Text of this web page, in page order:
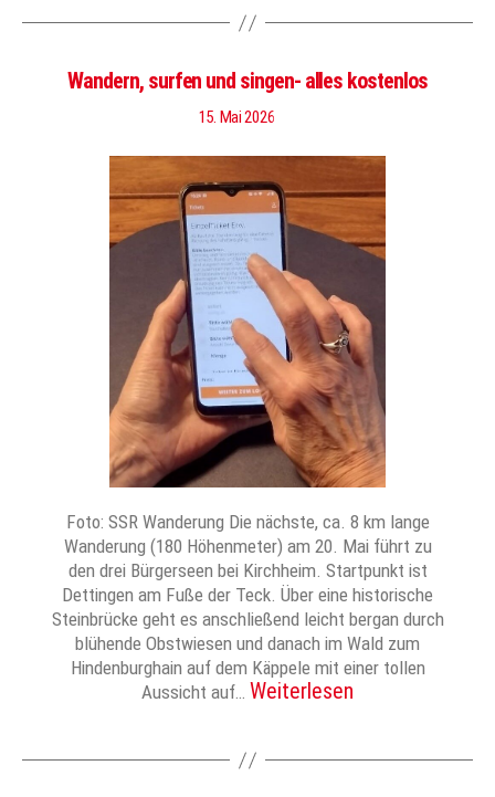
Wandern, surfen und singen- alles kostenlos
15. Mai 2026
Foto: SSR Wanderung Die nächste, ca. 8 km lange
Wanderung (180 Höhenmeter) am 20. Mai führt zu
den drei Bürgerseen bei Kirchheim. Startpunkt ist
Dettingen am Fuße der Teck. Über eine historische
Steinbrücke geht es anschließend leicht bergan durch
blühende Obstwiesen und danach im Wald zum
Hindenburghain auf dem Käppele mit einer tollen
Aussicht auf… Weiterlesen